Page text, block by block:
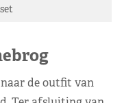
de outfit van